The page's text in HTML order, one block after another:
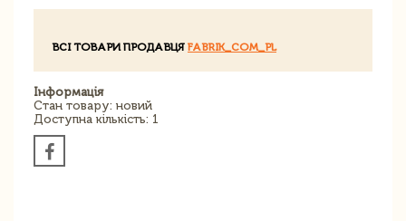
ВСІ ТОВАРИ ПРОДАВЦЯ FABRIK_COM_PL
Інформація
Стан товару: новий
Доступна кількість: 1